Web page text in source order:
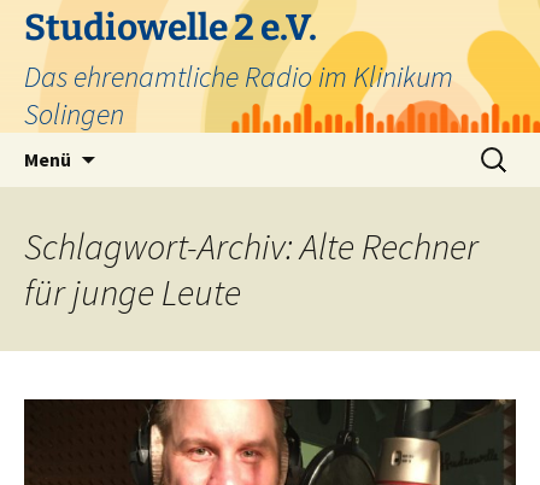
Zum
Inhalt
springen
Studiowelle 2 e.V.
Das ehrenamtliche Radio im Klinikum
Solingen
Menü
Suchen
nach:
Schlagwort-Archiv: Alte Rechner
für junge Leute